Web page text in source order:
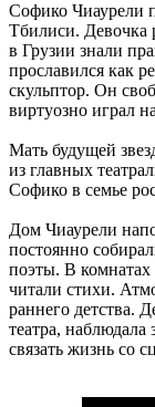
Софико Чиаурели
Тбилиси. Девочка
в Грузии знали
прославился как
скульптор. Он
виртуозно играл
Мать будущей
из главных
Софико в семье
Дом Чиаурели
постоянно
поэты. В комнатах
читали стихи.
раннего детства.
театра, наблюдала
связать жизнь со